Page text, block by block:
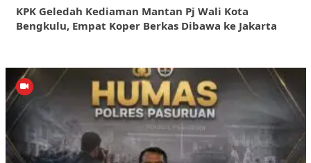
KPK Geledah Kediaman Mantan Pj Wali Kota
Bengkulu, Empat Koper Berkas Dibawa ke Jakarta